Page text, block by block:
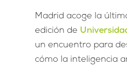
Madrid acoge la
edición de
un encuentro para
cómo la inteligencia